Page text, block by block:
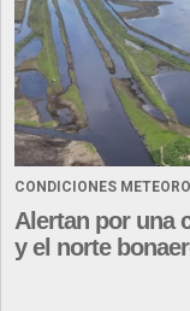
CONDICIONES
Alertan por una
y el norte